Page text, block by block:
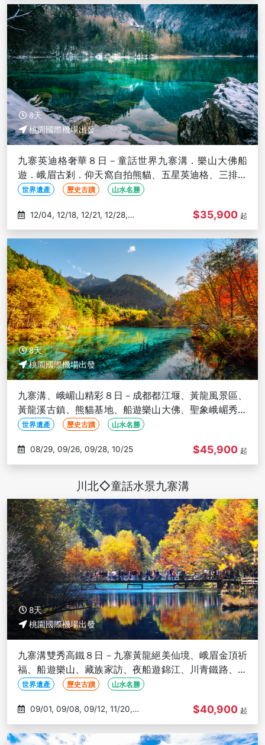
8天
桃園國際機場出發
九寨英迪格奢華８日－童話世界九寨溝．樂山大佛船
遊．峨眉古剎．仰天窩自拍熊貓、五星英迪格、三排座
椅(文化參訪)
世界遺產 歷史古蹟 山水名勝
01/04
$35,900 起
8天
桃園國際機場出發
九寨溝、峨嵋山精彩８日－成都都江堰、黃龍風景區、
黃龍溪古鎮、熊貓基地、船遊樂山大佛、聖象峨嵋秀、
三排座椅 (文化參訪)
世界遺產 歷史古蹟 山水名勝
08/29, 09/26, 09/28, 10/25 $45,900 起
川北◇童話水景九寨溝
8天
桃園國際機場出發
九寨溝雙秀高鐵８日－九寨黃龍絕美仙境、峨眉金頂祈
福、船遊樂山、藏族家訪、夜船遊錦江、川青鐵路、九
寨天堂洲際(文化參訪)
世界遺產 歷史古蹟 山水名勝
12/06
$40,900 起